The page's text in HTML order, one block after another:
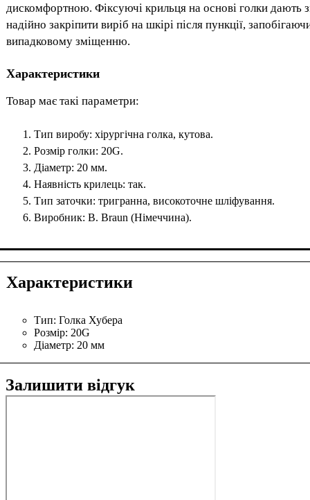
дискомфортною. Фіксуючі крильця на основі голки дають
надійно закріпити виріб на шкірі після пункції,
випадковому зміщенню.
Характеристики
Товар має такі параметри:
Тип виробу: хірургічна голка, кутова.
Розмір голки: 20G.
Діаметр: 20 мм.
Наявність крилець: так.
Тип заточки: тригранна, високоточне шліфування.
Виробник: B. Braun (Німеччина).
Характеристики
Тип: Голка Хубера
Розмір: 20G
Діаметр: 20 мм
Залишити відгук